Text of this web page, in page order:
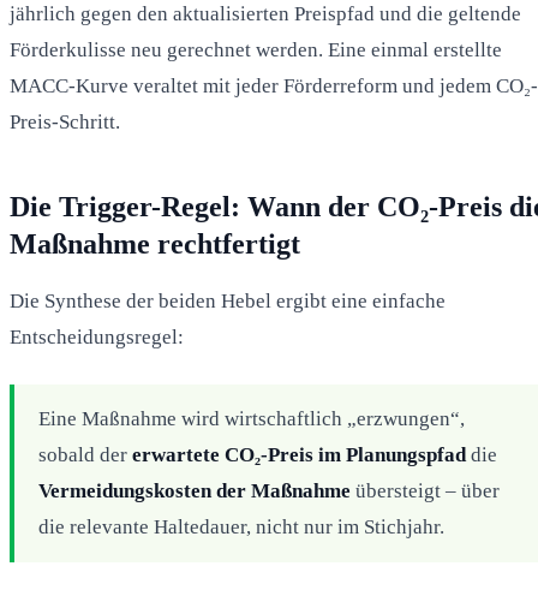
jährlich gegen den aktualisierten Preispfad und die geltende
Förderkulisse neu gerechnet werden. Eine einmal erstellte
MACC-Kurve veraltet mit jeder Förderreform und jedem CO₂-
Preis-Schritt.
Die Trigger-Regel: Wann der CO₂-Preis
Maßnahme rechtfertigt
Die Synthese der beiden Hebel ergibt eine einfache
Entscheidungsregel:
Eine Maßnahme wird wirtschaftlich „erzwungen“,
sobald der erwartete CO₂-Preis im Planungspfaddie
Vermeidungskosten der Maßnahme übersteigt – über
die relevante Haltedauer, nicht nur im Stichjahr.